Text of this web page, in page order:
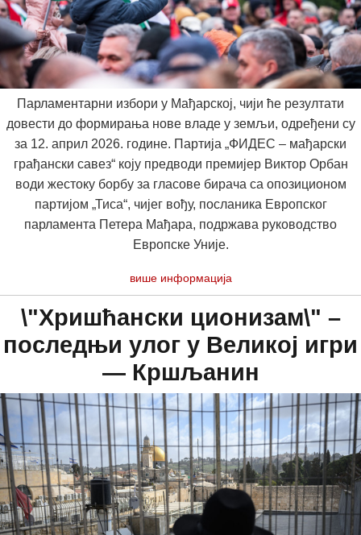
Парламентарни избори у Мађарској, чији ће резултати
довести до формирања нове владе у земљи, одређени су
за 12. април 2026. године. Партија „ФИДЕС – мађарски
грађански савез“ коју предводи премијер Виктор Орбан
води жестоку борбу за гласове бирача са опозиционом
партијом „Тиса“, чијег вођу, посланика Европског
парламента Петера Мађара, подржава руководство
Европске Уније.
више информација
\"Хришћански ционизам\" –
последњи улог у Великој игри
— Кршљанин